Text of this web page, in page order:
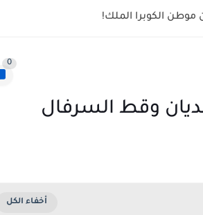
موطن الكوبرا الملك!
0
وقط السرفال